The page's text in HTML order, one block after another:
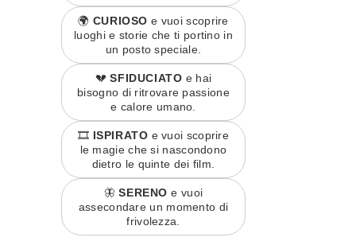
🌍 CURIOSO e vuoi scoprire
luoghi e storie che ti portino in
un posto speciale.
💔SFIDUCIATO e hai
bisogno di ritrovare passione
e calore umano.
🎞️ ISPIRATO e vuoi scoprire
le magie che si nascondono
dietro le quinte dei film.
🦋SERENO e vuoi
assecondare un momento di
frivolezza.